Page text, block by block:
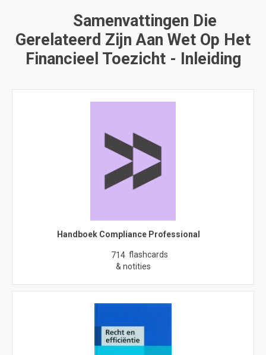
Samenvattingen Die
Gerelateerd Zijn Aan Wet Op Het
Financieel Toezicht - Inleiding
Handboek Compliance Professional
714 flashcards
& notities